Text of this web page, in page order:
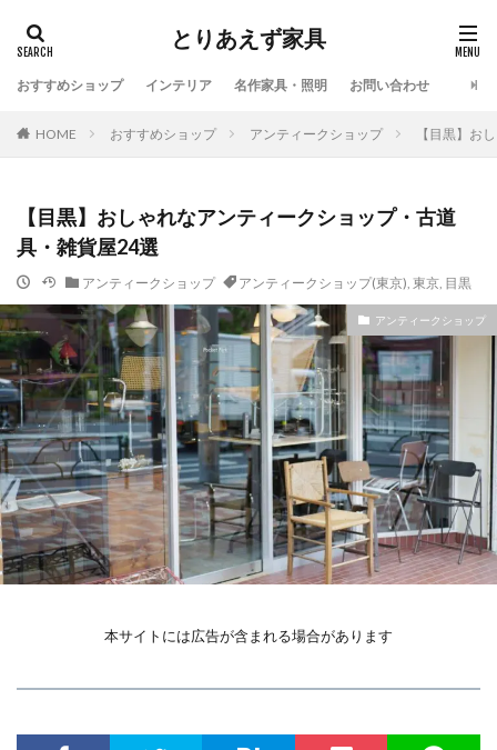
とりあえず家具
おすすめショップ インテリア 名作家具・照明 お問い合わせ
HOME おすすめショップ アンティークショップ 【目黒】お
【目黒】おしゃれなアンティークショップ・古道
具・雑貨屋24選
アンティークショップ アンティークショップ(東京), 東京, 目黒
アンティークショップ
本サイトには広告が含まれる場合があります